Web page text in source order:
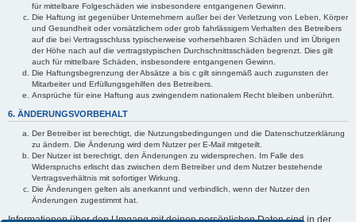
für mittelbare Folgeschäden wie insbesondere entgangenen Gewinn.
Die Haftung ist gegenüber Unternehmern außer bei der Verletzung von Leben, Körper
und Gesundheit oder vorsätzlichem oder grob fahrlässigem Verhalten des Betreibers
auf die bei Vertragsschluss typischerweise vorhersehbaren Schäden und im Übrigen
der Höhe nach auf die vertragstypischen Durchschnittsschäden begrenzt. Dies gilt
auch für mittelbare Schäden, insbesondere entgangenen Gewinn.
Die Haftungsbegrenzung der Absätze a bis c gilt sinngemäß auch zugunsten der
Mitarbeiter und Erfüllungsgehilfen des Betreibers.
Ansprüche für eine Haftung aus zwingendem nationalem Recht bleiben unberührt.
6. ÄNDERUNGSVORBEHALT
Der Betreiber ist berechtigt, die Nutzungsbedingungen und die Datenschutzerklärung
zu ändern. Die Änderung wird dem Nutzer per E-Mail mitgeteilt.
Der Nutzer ist berechtigt, den Änderungen zu widersprechen. Im Falle des
Widerspruchs erlischt das zwischen dem Betreiber und dem Nutzer bestehende
Vertragsverhältnis mit sofortiger Wirkung.
Die Änderungen gelten als anerkannt und verbindlich, wenn der Nutzer den
Änderungen zugestimmt hat.
Informationen über den Umgang mit deinen persönlichen Daten sind in der